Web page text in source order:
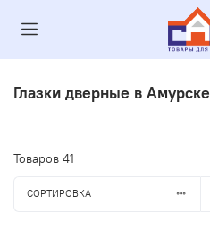
Глазки дверные в Амурске
Товаров 41
СОРТИРОВКА